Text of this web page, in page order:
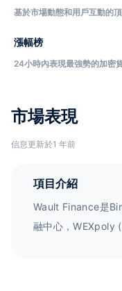
市場表現
信息更新於1 年前
項目介紹
Wault Finance是
融中心，WEXpoly
基於市場動態和用戶互動的
漲幅榜
24小時內表現最強勢的加密